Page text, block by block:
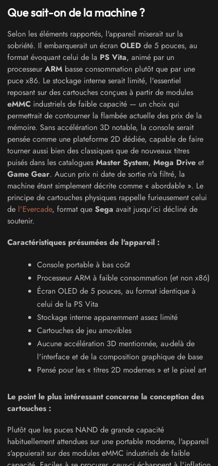
Que sait-on de la machine ?
Selon les éléments rapportés, l'appareil miserait sur la
sobriété. Il embarquerait un écran OLED de 5 pouces, au
format évoquant celui de la PS Vita, animé par un
processeur ARM basse consommation plutôt que par une
puce x86. Le stockage interne serait limité, l'essentiel
reposant sur des cartouches conçues à partir de modules
eMMC industriels de faible capacité — un choix qui
permettrait de contourner la flambée actuelle des prix de la
mémoire. Sans accélération 3D notable, la console serait
pensée comme une plateforme 2D dédiée, capable de faire
tourner aussi bien des classiques que de nouveaux titres
puisés dans les catalogues Master System, Mega Drive et
Game Gear. Aucun prix ni date de sortie n'a filtré, la
machine étant simplement décrite comme « abordable ». Le
principe de cartouches physiques rappelle furieusement celui
de l'Evercade, format que Sega avait jusqu'ici décliné de
soutenir.
Caractéristiques présumées de l'appareil :
Console portable à bas coût
Processeur ARM à faible consommation (et non x86)
Écran OLED de 5 pouces, au format identique à
celui de la PS Vita
Stockage interne apparemment assez limité
Cartouches de jeu amovibles
Aucune accélération 3D mentionnée, au-delà de
l'interface et de la composition graphique de base
Pensé pour les « titres 2D modernes » et le pixel art
Le point le plus intéressant concerne la conception des
cartouches :
Plutôt que les puces NAND de grande capacité
habituellement attendues sur une portable moderne, l'appareil
s'appuierait sur des modules eMMC industriels de faible